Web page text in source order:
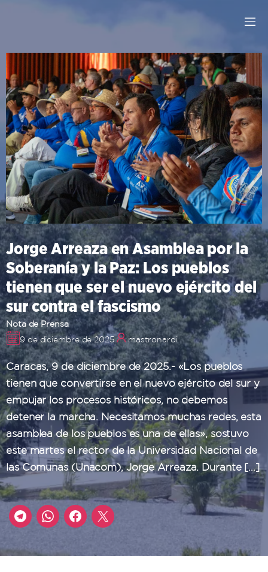
Jorge Arreaza en Asamblea por la
Soberanía y la Paz: Los pueblos
tienen que ser el nuevo ejército del
sur contra el fascismo
Nota de Prensa
9 de diciembre de 2025
mastronardi
Caracas, 9 de diciembre de 2025.- «Los pueblos
tienen que convertirse en el nuevo ejército del sur y
empujar los procesos históricos, no debemos
detener la marcha. Necesitamos muchas redes, esta
asamblea de los pueblos es una de ellas», sostuvo
este martes el rector de la Universidad Nacional de
las Comunas (Unacom), Jorge Arreaza. Durante […]